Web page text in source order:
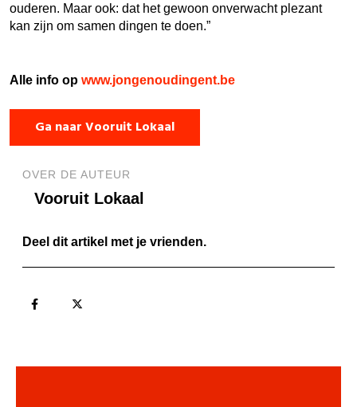
ouderen. Maar ook: dat het gewoon onverwacht plezant
kan zijn om samen dingen te doen.”
Alle info op www.jongenoudingent.be
Ga naar Vooruit Lokaal
OVER DE AUTEUR
Vooruit Lokaal
Deel dit artikel met je vrienden.